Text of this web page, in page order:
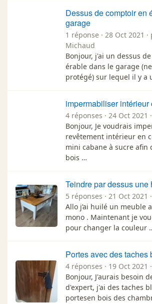
Dessus de comptoir en
garage
1 réponse · 28 Oct 2021
Michaud
Bonjour, j'ai un dessus
érable dans le garage
protégé) sur lequel il y a
impermabiliser
4 réponses · 24 Oct 2021
Bonjour, Je voudrais
revêtement intérieur en
mini cabane à sucre afin
bois …
Teindre par dessus une
5 réponses · 21 Oct 2021
Allo j’ai huilé un meuble
mono . Maintenant je
pour changer la couleur
Portes avec des taches
4 réponses · 19 Oct 2021
Bonjour, J'aurais besoin
d'expert, j'ai des taches
portesen bois des